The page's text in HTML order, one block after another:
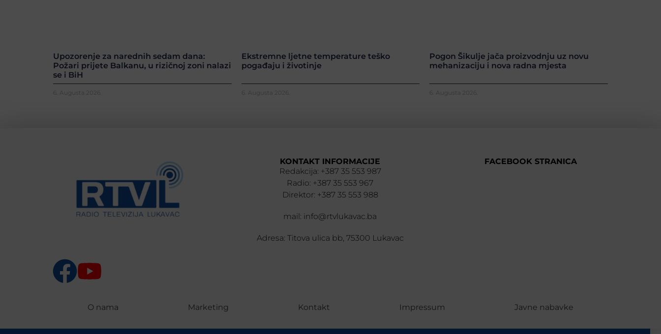
Upozorenje za narednih sedam dana:
Požari prijete Balkanu, u rizičnoj zoni nalazi
se i BiH
6. Augusta 2026.
Ekstremne ljetne temperature teško
pogađaju i životinje
6. Augusta 2026.
Pogon Šikulje jača proizvodnju uz novu
mehanizaciju i nova radna mjesta
6. Augusta 2026.
KONTAKT INFORMACIJE
Redakcija: +387 35 553 987
Radio: +387 35 553 967
Direktor: +387 35 553 988
mail: info@rtvlukavac.ba
Adresa: Titova ulica bb, 75300 Lukavac
FACEBOOK STRANICA
O nama Marketing Kontakt Impressum Javne nabavke